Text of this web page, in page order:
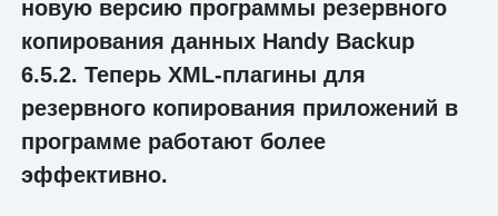
новую версию программы резервного
копирования данных Handy Backup
6.5.2. Теперь XML-плагины для
резервного копирования приложений в
программе работают более
эффективно.